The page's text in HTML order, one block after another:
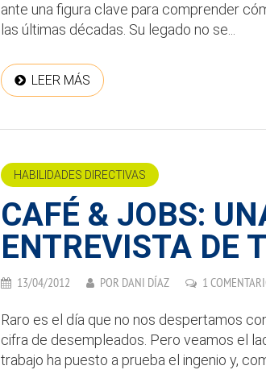
ante una figura clave para comprender
las últimas décadas. Su legado no se...
LEER MÁS
HABILIDADES DIRECTIVAS
CAFÉ & JOBS:
ENTREVISTA DE
13/04/2012 POR DANI DÍAZ 1
Raro es el día que no nos despertamos
cifra de desempleados. Pero veamos el
trabajo ha puesto a prueba el ingenio y,